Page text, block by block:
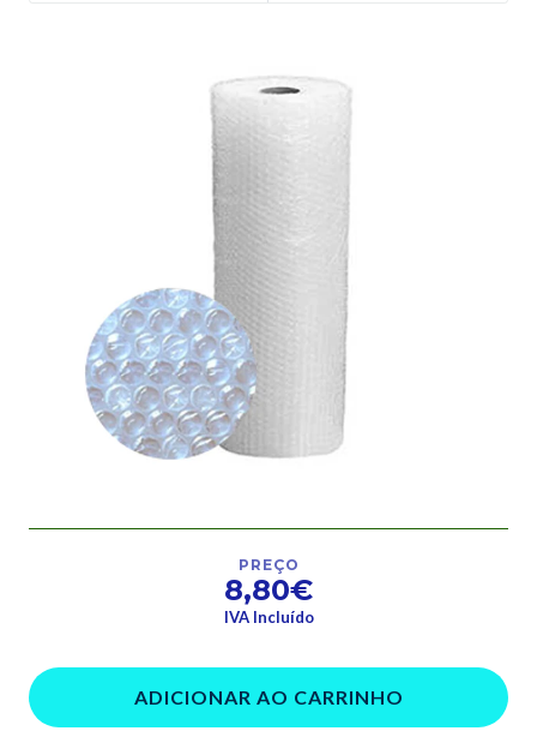
PREÇO
8,80€
IVA Incluído
ADICIONAR AO CARRINHO